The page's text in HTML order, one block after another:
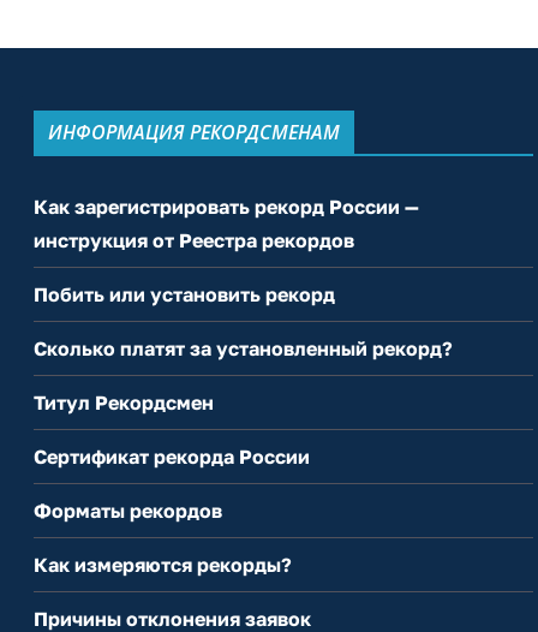
ИНФОРМАЦИЯ РЕКОРДСМЕНАМ
Как зарегистрировать рекорд России —
инструкция от Реестра рекордов
Побить или установить рекорд
Сколько платят за установленный рекорд?
Титул Рекордсмен
Сертификат рекорда России
Форматы рекордов
Как измеряются рекорды?
Причины отклонения заявок